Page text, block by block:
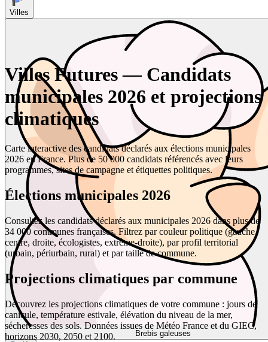
Villes
Brebis galeuses
Villes Futures — Candidats
municipales 2026 et projections
climatiques
Carte interactive des candidats déclarés aux élections municipales
2026 en France. Plus de 50 000 candidats référencés avec leurs
programmes, sites de campagne et étiquettes politiques.
Élections municipales 2026
Consultez les candidats déclarés aux municipales 2026 dans plus de
34 000 communes françaises. Filtrez par couleur politique (gauche,
centre, droite, écologistes, extrême-droite), par profil territorial
(urbain, périurbain, rural) et par taille de commune.
Projections climatiques par commune
Découvrez les projections climatiques de votre commune : jours de
canicule, température estivale, élévation du niveau de la mer,
sécheresses des sols. Données issues de Météo France et du GIEC,
horizons 2030, 2050 et 2100.